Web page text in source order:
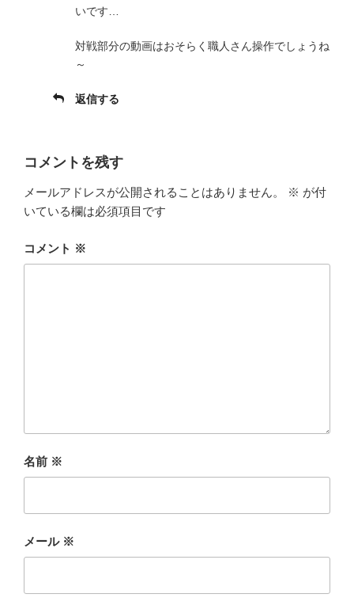
いです…
対戦部分の動画はおそらく職人さん操作でしょうね
～
返信する
コメントを残す
メールアドレスが公開されることはありません。 ※ が付
いている欄は必須項目です
コメント ※
名前 ※
メール ※